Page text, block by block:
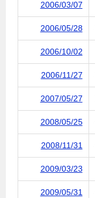
2006/03/07
2006/05/28
2006/10/02
2006/11/27
2007/05/27
2008/05/25
2008/11/31
2009/03/23
2009/05/31